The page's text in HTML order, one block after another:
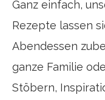
Ganz einfach,
Rezepte lassen
Abendessen
ganze Familie
Stöbern,